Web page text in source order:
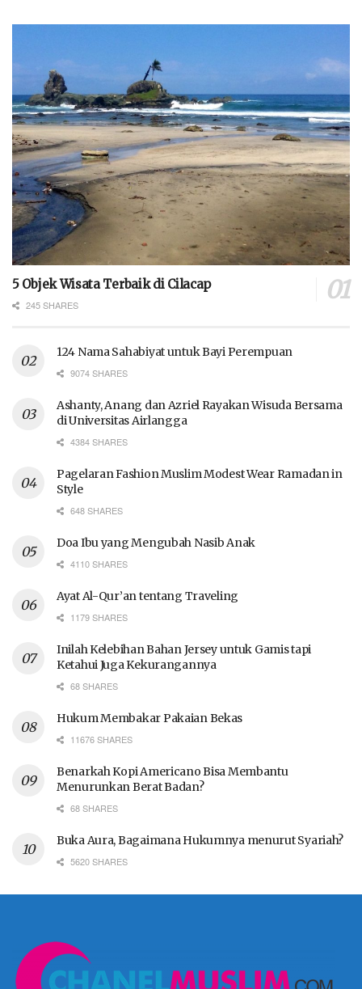
5 Objek Wisata Terbaik di Cilacap
245 SHARES
124 Nama Sahabiyat untuk Bayi Perempuan
9074 SHARES
Ashanty, Anang dan Azriel Rayakan Wisuda Bersama
di Universitas Airlangga
4384 SHARES
Pagelaran Fashion Muslim Modest Wear Ramadan in
Style
648 SHARES
Doa Ibu yang Mengubah Nasib Anak
4110 SHARES
Ayat Al-Qur’an tentang Traveling
1179 SHARES
Inilah Kelebihan Bahan Jersey untuk Gamis tapi
Ketahui Juga Kekurangannya
68 SHARES
Hukum Membakar Pakaian Bekas
11676 SHARES
Benarkah Kopi Americano Bisa Membantu
Menurunkan Berat Badan?
68 SHARES
Buka Aura, Bagaimana Hukumnya menurut Syariah?
5620 SHARES